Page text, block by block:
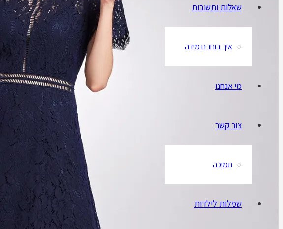
שאלות ותשובות
איך בוחרים מידה
מי אנחנו
צור קשר
תמיכה
שמלות לילדות